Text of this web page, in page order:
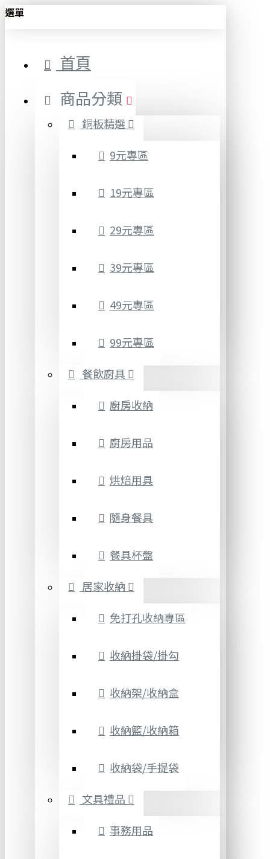
選單
首頁
商品分類
銅板精選
9元專區
19元專區
29元專區
39元專區
49元專區
99元專區
餐飲廚具
廚房收納
廚房用品
烘焙用具
隨身餐具
餐具杯盤
居家收納
免打孔收納專區
收納掛袋/掛勾
收納架/收納盒
收納籃/收納箱
收納袋/手提袋
文具禮品
事務用品